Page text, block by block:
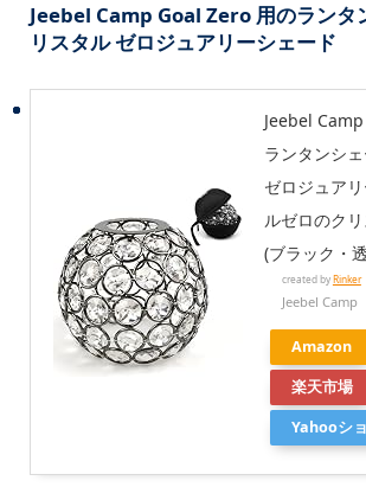
Jeebel Camp Goal Zero 用のランタ
リスタル ゼロジュアリーシェード
Jeebel
ランタンシ
ゼロジュア
ルゼロのク
(ブラック・
created byRinker
Jeebel Camp
Amazon
楽天市場
Yahooシ